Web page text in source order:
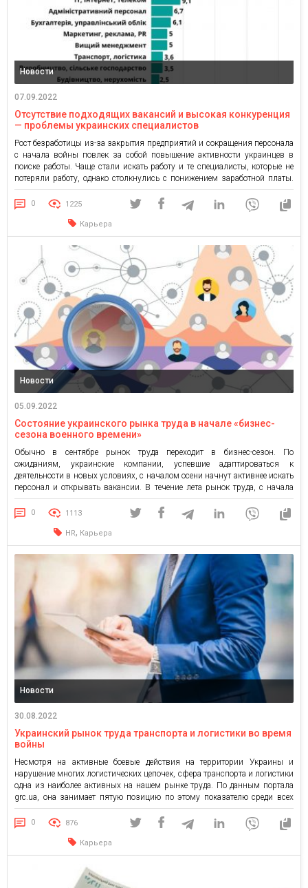
Новости
07.09.2022
Отсутствие подходящих вакансий и высокая конкуренция
— проблемы украинских специалистов
Рост безработицы из-за закрытия предприятий и сокращения персонала
с начала войны повлек за собой повышение активности украинцев в
поиске работы. Чаще стали искать работу и те специалисты, которые не
потеряли работу, однако столкнулись с понижением заработной платы.
За последний месяц лета на сайте grc.ua зарегистрировалось более 5
тысяч новых пользователей, соискатели активнее откликаются на
открытые вакансии. […]
0 1225
Карьера
Новости
05.09.2022
Состояние украинского рынка труда в начале «бизнес-
сезона военного времени»
Обычно в сентябре рынок труда переходит в бизнес-сезон. По
ожиданиям, украинские компании, успевшие адаптироваться к
деятельности в новых условиях, с началом осени начнут активнее искать
персонал и открывать вакансии. В течение лета рынок труда, с начала
войны испытавший настоящий шок, постепенно восстанавливался. В
некоторых областях и регионах в августе отмечалась достаточно хорошая,
0 1113
HR, Карьера
Новости
30.08.2022
Украинский рынок труда транспорта и логистики во время
войны
Несмотря на активные боевые действия на территории Украины и
нарушение многих логистических цепочек, сфера транспорта и логистики
одна из наиболее активных на нашем рынке труда. По данным портала
grc.ua, она занимает пятую позицию по этому показателю среди всех
сегментов. С начала войны водители и логисты были стабильно
востребованы украинскими компаниями. На вакансии для
0 876
Карьера